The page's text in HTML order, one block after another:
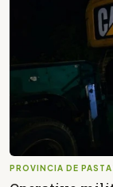
PROVINCIA DE